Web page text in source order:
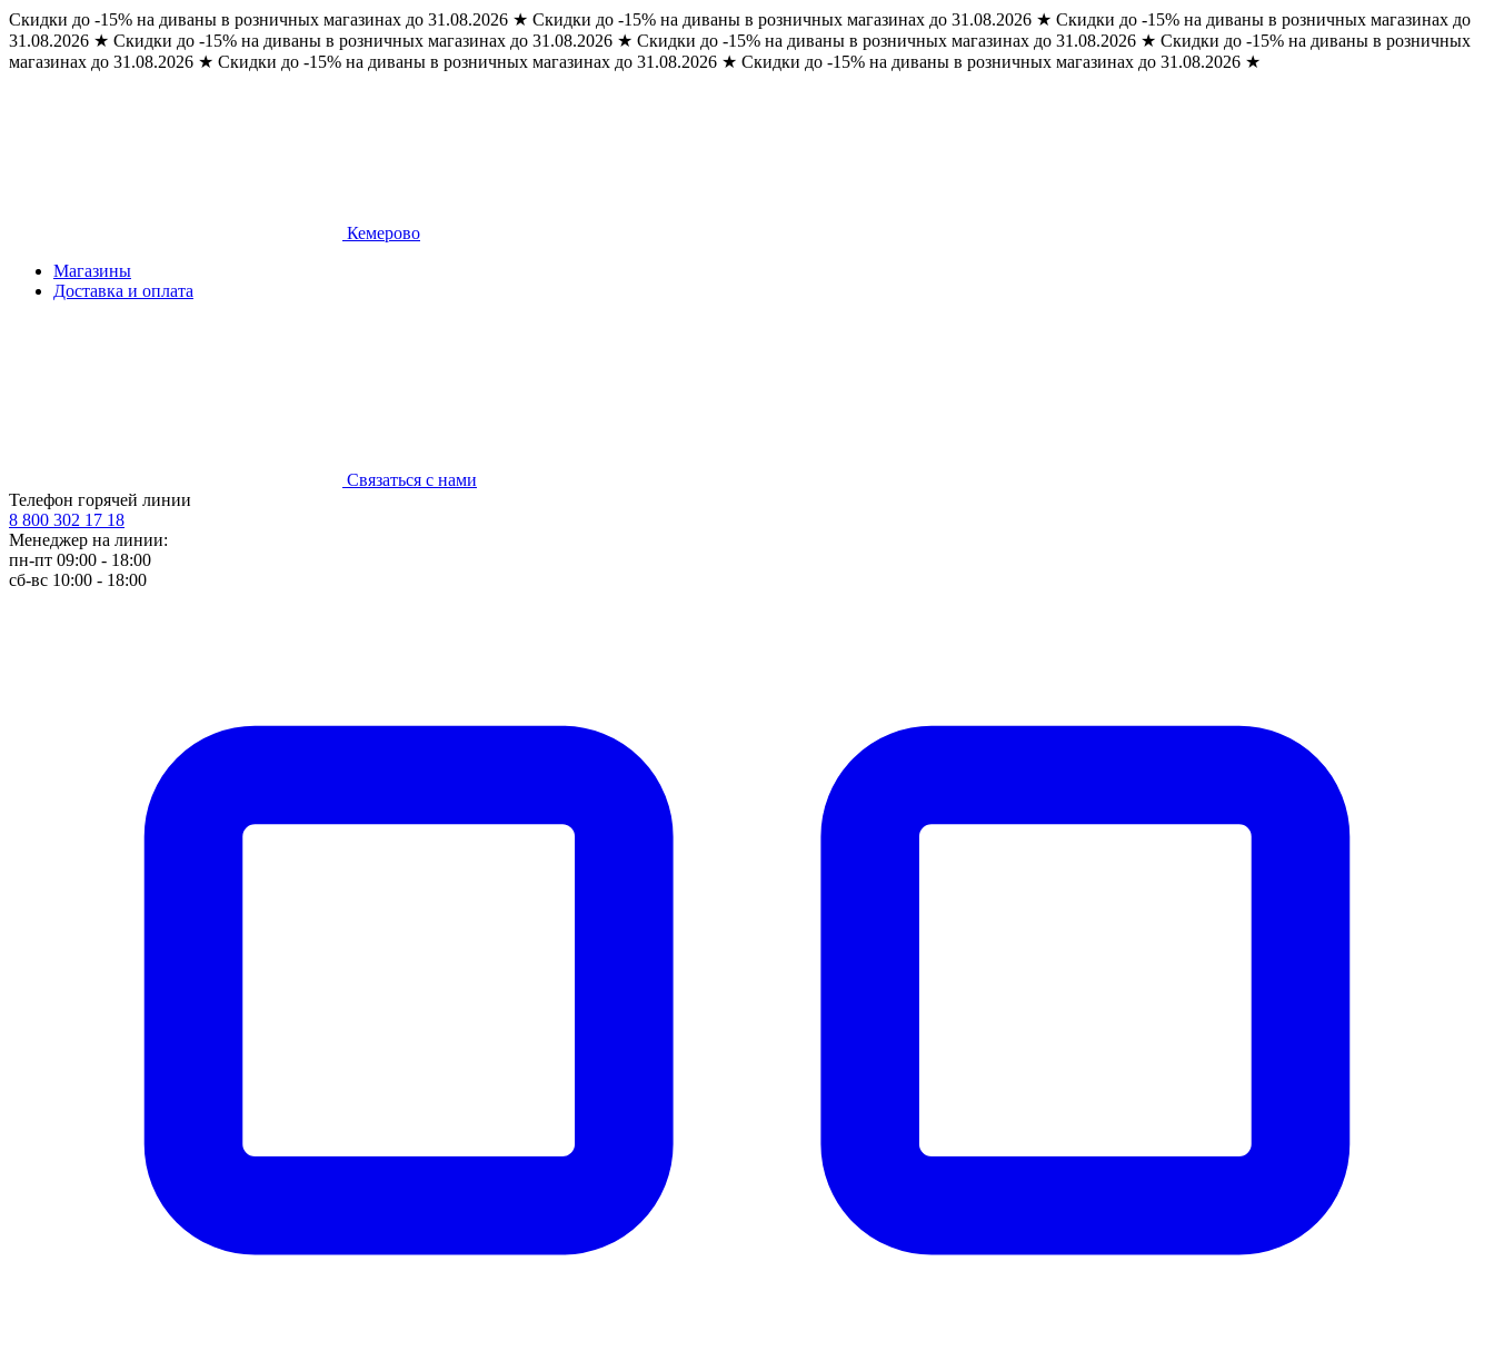
Скидки до -15% на диваны в розничных магазинах до 31.08.2026 ★ Скидки до -15% на диваны в розничных магазинах до 31.08.2026 ★ Скидки до -15% на диваны в розничных магазинах до
31.08.2026 ★ Скидки до -15% на диваны в розничных магазинах до 31.08.2026 ★ Скидки до -15% на диваны в розничных магазинах до 31.08.2026 ★ Скидки до -15% на диваны в розничных
магазинах до 31.08.2026 ★ Скидки до -15% на диваны в розничных магазинах до 31.08.2026 ★ Скидки до -15% на диваны в розничных магазинах до 31.08.2026 ★
Кемерово
Магазины
Доставка и оплата
Связаться с нами
Телефон горячей линии
8 800 302 17 18
Менеджер на линии:
пн-пт 09:00 - 18:00
сб-вс 10:00 - 18:00